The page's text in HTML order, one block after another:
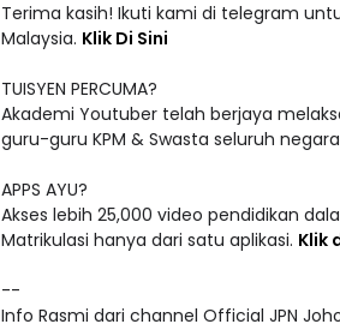
Terima kasih! Ikuti kami di telegram
Malaysia. Klik Di Sini
TUISYEN PERCUMA?
Akademi Youtuber telah berjaya
guru-guru KPM & Swasta seluruh
APPS AYU?
Akses lebih 25,000 video pendidikan
Matrikulasi hanya dari satu aplikasi. Klik
--
Info Rasmi dari channel Official JPN